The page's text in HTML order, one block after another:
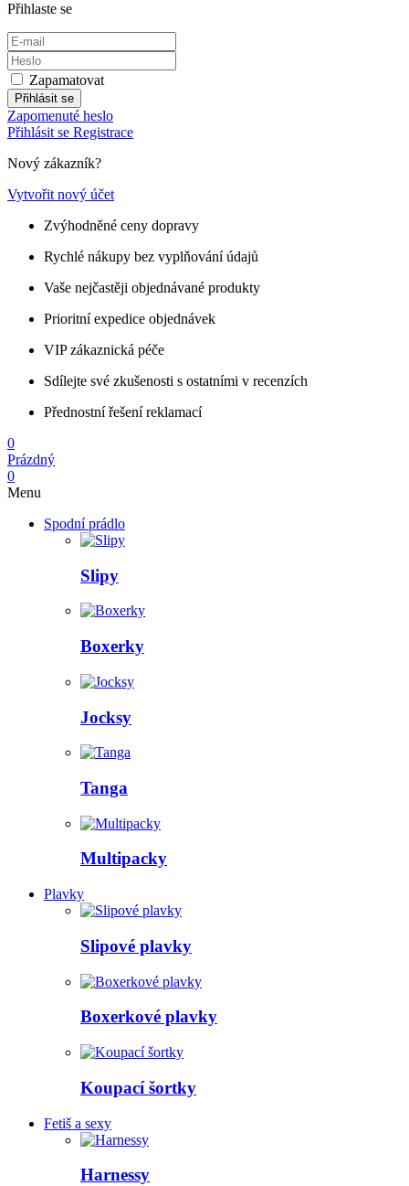
Přihlaste se
Zapamatovat
Přihlásit se
Zapomenuté heslo
Přihlásit se Registrace
Nový zákazník?
Vytvořit nový účet
Zvýhodněné ceny dopravy
Rychlé nákupy bez vyplňování údajů
Vaše nejčastěji objednávané produkty
Prioritní expedice objednávek
VIP zákaznická péče
Sdílejte své zkušenosti s ostatními v recenzích
Přednostní řešení reklamací
0
Prázdný
0
Menu
Spodní prádlo
Slipy
Boxerky
Jocksy
Tanga
Multipacky
Plavky
Slipové plavky
Boxerkové plavky
Koupací šortky
Fetiš a sexy
Harnessy